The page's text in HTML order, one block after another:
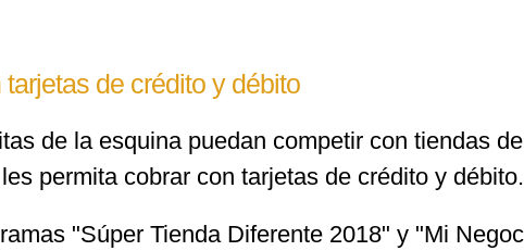
de crédito y débito
de la esquina puedan competir con tiendas
permita cobrar con tarjetas de crédito y débito.
"Súper Tienda Diferente 2018" y "Mi